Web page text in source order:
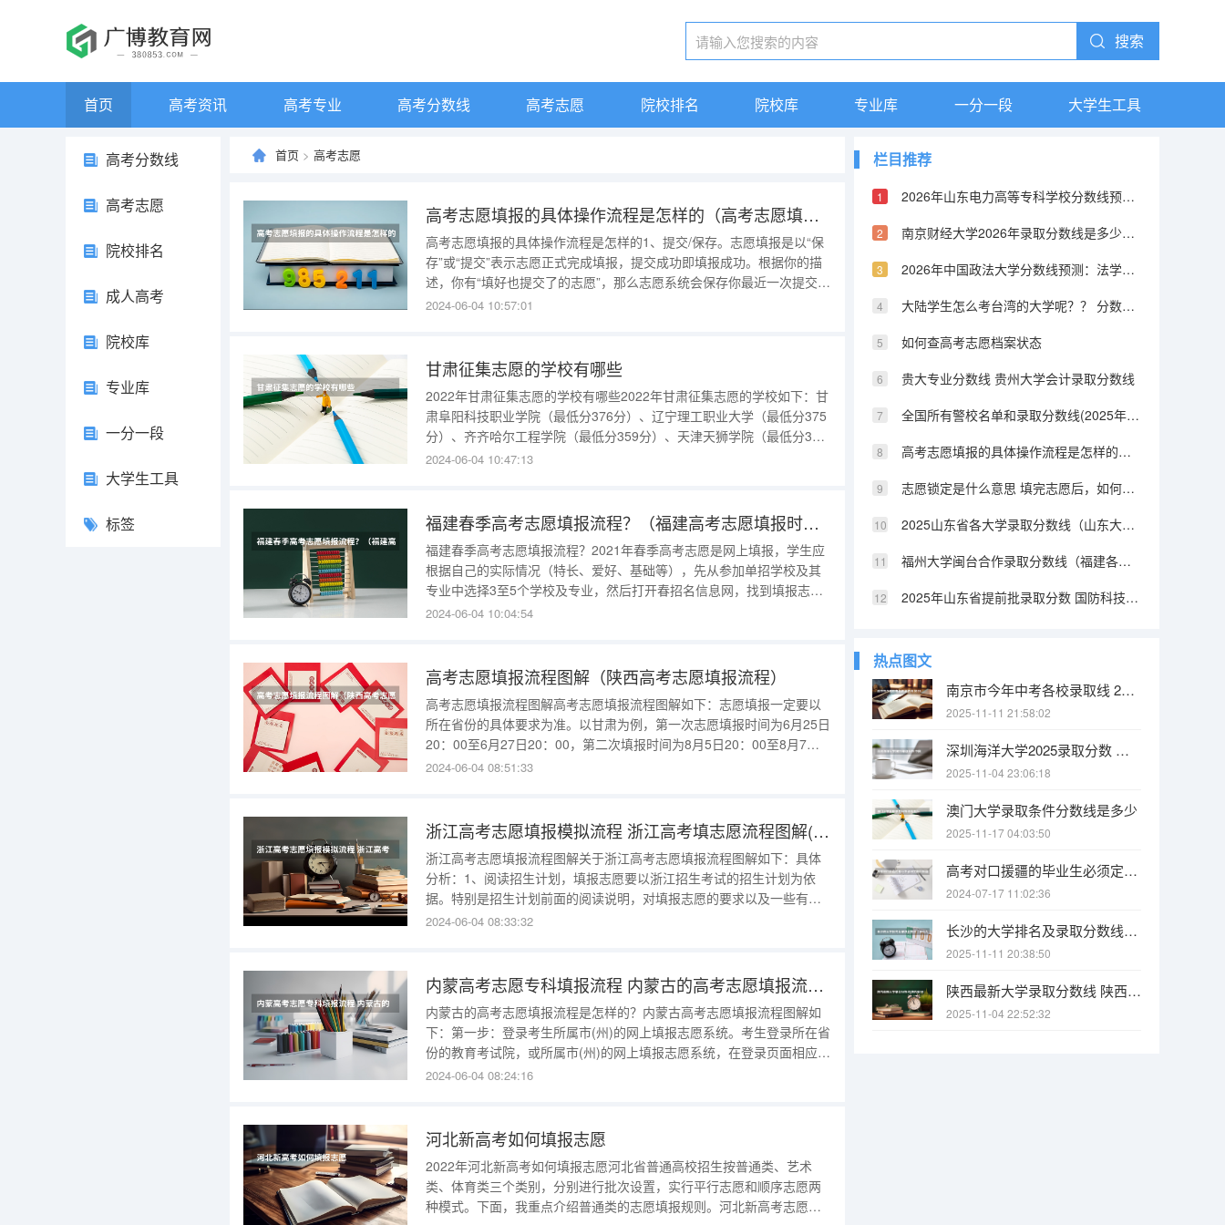
搜索
首页 高考资讯 高考专业 高考分数线 高考志愿 院校排名 院校库 专业库 一分一段 大学生工具
高考分数线
高考志愿
院校排名
成人高考
院校库
专业库
一分一段
大学生工具
标签
首页 > 高考志愿
高考志愿填报的具体操作流程是怎样的（高考志愿填报流程图解）
高考志愿填报的具体操作流程是怎样的1、提交/保存。志愿填报是以“保
存”或“提交”表示志愿正式完成填报，提交成功即填报成功。根据你的描
述，你有“填好也提交了的志愿”，那么志愿系统会保存你最近一次提交的
志愿信息。志愿填报时间结束后，本次填报的志愿将不能修改或者补
段，
2024-06-04 10:57:01
甘肃征集志愿的学校有哪些
2022年甘肃征集志愿的学校有哪些2022年甘肃征集志愿的学校如下：甘
肃阜阳科技职业学院（最低分376分）、辽宁理工职业大学（最低分375
分）、齐齐哈尔工程学院（最低分359分）、天津天狮学院（最低分366
分）、无锡科技职业学院（最低分375分）等。2022年甘肃专科征集志
2024-06-04 10:47:13
福建春季高考志愿填报流程？（福建高考志愿填报时间）
福建春季高考志愿填报流程？2021年春季高考志愿是网上填报，学生应
根据自己的实际情况（特长、爱好、基础等），先从参加单招学校及其
专业中选择3至5个学校及专业，然后打开春招名信息网，找到填报志愿
网页，按要求填写自己所选择学校及专业（把最理想的学校填在最前
考结束后的
2024-06-04 10:04:54
高考志愿填报流程图解（陕西高考志愿填报流程）
高考志愿填报流程图解高考志愿填报流程图解如下：志愿填报一定要以
所在省份的具体要求为准。以甘肃为例，第一次志愿填报时间为6月25日
20：00至6月27日20：00，第二次填报时间为8月5日20：00至8月7日
14：00。录取将于7月5日开始，8月19日结束。今年普通文理类实施平
2024-06-04 08:51:33
浙江高考志愿填报模拟流程 浙江高考填志愿流程图解(填报教程说明)
浙江高考志愿填报流程图解关于浙江高考志愿填报流程图解如下：具体
分析：1、阅读招生计划，填报志愿要以浙江招生考试的招生计划为依
据。特别是招生计划前面的阅读说明，对填报志愿的要求以及一些有特
殊规定的院校和专业进行了提示，考生一定要注意阅读。2、3、输入用
2024-06-04 08:33:32
内蒙高考志愿专科填报流程 内蒙古的高考志愿填报流程是怎样的？
内蒙古的高考志愿填报流程是怎样的？内蒙古高考志愿填报流程图解如
下：第一步：登录考生所属市(州)的网上填报志愿系统。考生登录所在省
份的教育考试院，或所属市(州)的网上填报志愿系统，在登录页面相应栏
正确输入报名号、准考证号、身份证号和密码等信息后，进入网上填报
2024-06-04 08:24:16
河北新高考如何填报志愿
2022年河北新高考如何填报志愿河北省普通高校招生按普通类、艺术
类、体育类三个类别，分别进行批次设置，实行平行志愿和顺序志愿两
种模式。下面，我重点介绍普通类的志愿填报规则。河北新高考志愿怎
栏目推荐
2026年山东电力高等专科学校分数线预测及往年分数参考
南京财经大学2026年录取分数线是多少？专业优势与就业前景全面解析
2026年中国政法大学分数线预测：法学界的黄埔军校
大陆学生怎么考台湾的大学呢？？ 分数线又是怎样的？？ 考取难度高不高？
如何查高考志愿档案状态
贵大专业分数线 贵州大学会计录取分数线
全国所有警校名单和录取分数线(2025年参考) 陕西提前批警校录取分数
高考志愿填报的具体操作流程是怎样的（江西高考志愿填报详细步骤）
志愿锁定是什么意思 填完志愿后，如何快速知道自己是否被录取
2025山东省各大学录取分数线（山东大学排名及录取分数线）
福州大学闽台合作录取分数线（福建各所大学法学系的分数线2025）
2025年山东省提前批录取分数 国防科技大学提前批山东录取分数线
热点图文
南京市今年中考各校录取线 2025南京中考分数线与录取线
2025-11-11 21:58:02
深圳海洋大学2025录取分数 中国海洋大学2025投档线
2025-11-04 23:06:18
澳门大学录取条件分数线是多少
2025-11-17 04:03:50
高考对口援疆的毕业生必须定向回新疆工作吗，能不能不会回，不回会怎样？
2024-07-17 11:02:36
长沙的大学排名及录取分数线（长沙大学招生分数线）
2025-11-11 20:38:50
陕西最新大学录取分数线 陕西省2025年各院校最低高考录取分数线
2025-11-04 22:52:32